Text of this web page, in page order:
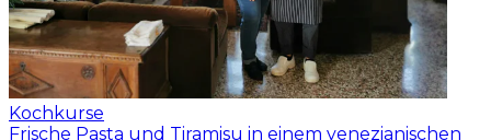
Kochkurse
Frische Pasta und Tiramisu in einem venezianischen